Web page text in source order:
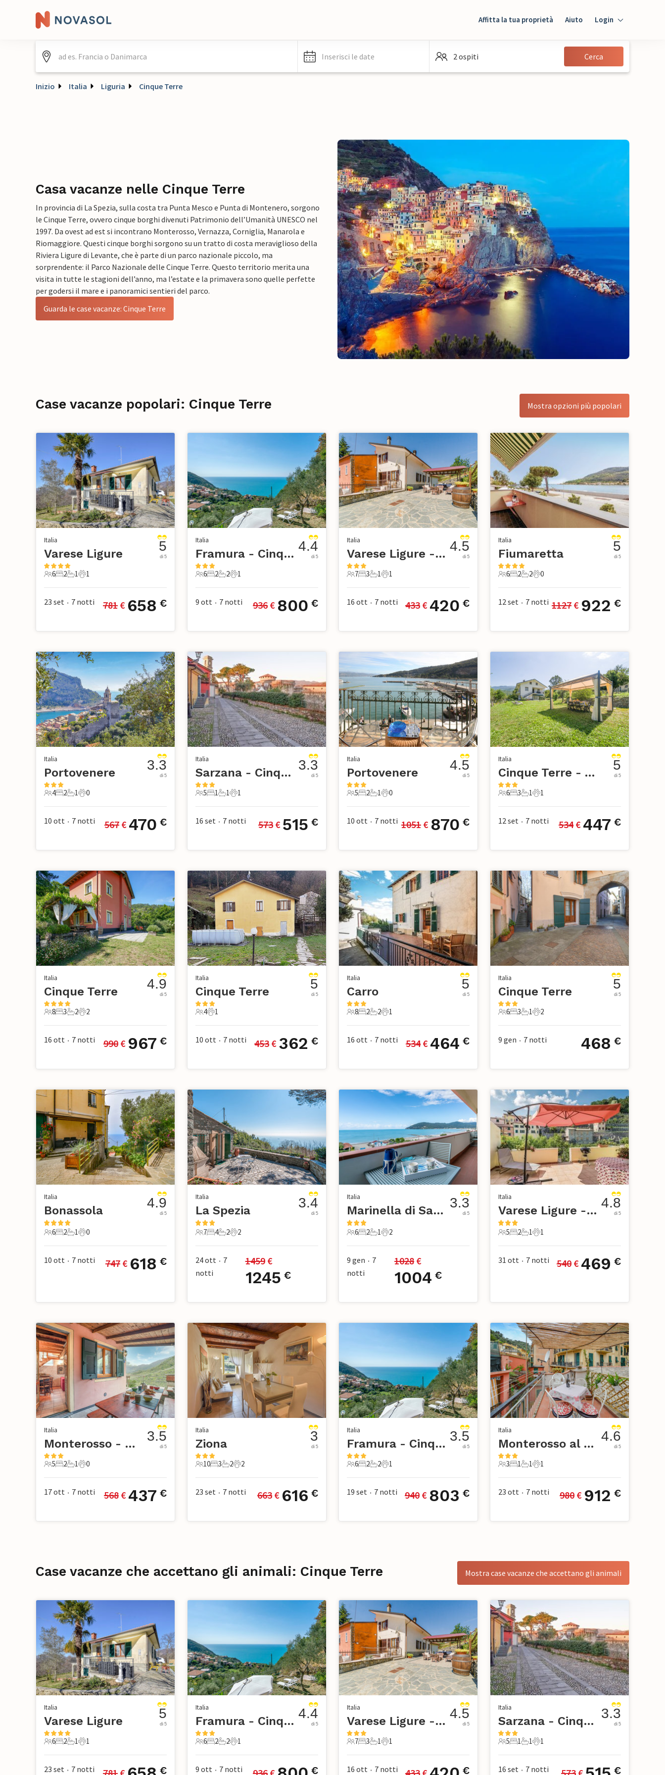
Affitta la tua proprietà Aiuto Login
Ospiti
Inserisci le date 2 ospiti Cerca
Inizio Italia Liguria Cinque Terre
Casa vacanze nelle Cinque Terre
In provincia di La Spezia, sulla costa tra Punta Mesco e Punta di Montenero, sorgono
le Cinque Terre, ovvero cinque borghi divenuti Patrimonio dell’Umanità UNESCO nel
1997. Da ovest ad est si incontrano Monterosso, Vernazza, Corniglia, Manarola e
Riomaggiore. Questi cinque borghi sorgono su un tratto di costa meraviglioso della
Riviera Ligure di Levante, che è parte di un parco nazionale piccolo, ma
sorprendente: il Parco Nazionale delle Cinque Terre. Questo territorio merita una
visita in tutte le stagioni dell’anno, ma l’estate e la primavera sono quelle perfette
per godersi il mare e i panoramici sentieri del parco.
Guarda le case vacanze: Cinque Terre
Case vacanze popolari: Cinque Terre Mostra opzioni più popolari
Italia
Varese Ligure
6 Ospiti
6
2 Camere da letto
2
1 Bagno
1
1 Animale domestico
1
5
di 5
23 set • 7 notti 781 € 658 €
Italia
Framura - Cinque Terre
6 Ospiti
6
2 Camere da letto
2
2 Bagni
2
1 Animale domestico
1
4.4
di 5
9 ott • 7 notti 936 € 800 €
Italia
Varese Ligure - Cinque Terre
7 Ospiti
7
3 Camere da letto
3
1 Bagno
1
1 Animale domestico
1
4.5
di 5
16 ott • 7 notti 433 € 420 €
Italia
Fiumaretta
6 Ospiti
6
2 Camere da letto
2
2 Bagni
2
0 Animali domestici
0
5
di 5
12 set • 7 notti 1127 € 922 €
Italia
Portovenere
4 Ospiti
4
2 Camere da letto
2
1 Bagno
1
0 Animali domestici
0
3.3
di 5
10 ott • 7 notti 567 € 470 €
Italia
Sarzana - Cinque Terre
5 Ospiti
5
1 Camera da letto
1
1 Bagno
1
1 Animale domestico
1
3.3
di 5
16 set • 7 notti 573 € 515 €
Italia
Portovenere
5 Ospiti
5
2 Camere da letto
2
1 Bagno
1
0 Animali domestici
0
4.5
di 5
10 ott • 7 notti 1051 € 870 €
Italia
Cinque Terre - Val di Vara
6 Ospiti
6
3 Camere da letto
3
1 Bagno
1
1 Animale domestico
1
5
di 5
12 set • 7 notti 534 € 447 €
Italia
Cinque Terre
8 Ospiti
8
3 Camere da letto
3
2 Bagni
2
2 Animali domestici
2
4.9
di 5
16 ott • 7 notti 990 € 967 €
Italia
Cinque Terre
4 Ospiti
4
1 Animale domestico
1
5
di 5
10 ott • 7 notti 453 € 362 €
Italia
Carro
8 Ospiti
8
2 Camere da letto
2
2 Bagni
2
1 Animale domestico
1
5
di 5
16 ott • 7 notti 534 € 464 €
Italia
Cinque Terre
6 Ospiti
6
3 Camere da letto
3
1 Bagno
1
2 Animali domestici
2
5
di 5
9 gen • 7 notti 468 €
Italia
Bonassola
6 Ospiti
6
2 Camere da letto
2
1 Bagno
1
0 Animali domestici
0
4.9
di 5
10 ott • 7 notti 747 € 618 €
Italia
La Spezia
7 Ospiti
7
4 Camere da letto
4
2 Bagni
2
2 Animali domestici
2
3.4
di 5
24 ott • 7
notti
1459 €
1245 €
Italia
Marinella di Sarzana
6 Ospiti
6
2 Camere da letto
2
1 Bagno
1
2 Animali domestici
2
3.3
di 5
9 gen • 7
notti
1028 €
1004 €
Italia
Varese Ligure - Cinque Terre
5 Ospiti
5
2 Camere da letto
2
1 Bagno
1
1 Animale domestico
1
4.8
di 5
31 ott • 7 notti 540 € 469 €
Italia
Monterosso - Cinque Terre
5 Ospiti
5
2 Camere da letto
2
1 Bagno
1
0 Animali domestici
0
3.5
di 5
17 ott • 7 notti 568 € 437 €
Italia
Ziona
10 Ospiti
10
3 Camere da letto
3
2 Bagni
2
2 Animali domestici
2
3
di 5
23 set • 7 notti 663 € 616 €
Italia
Framura - Cinque Terre
6 Ospiti
6
2 Camere da letto
2
2 Bagni
2
1 Animale domestico
1
3.5
di 5
19 set • 7 notti 940 € 803 €
Italia
Monterosso al Mare
3 Ospiti
3
1 Camera da letto
1
1 Bagno
1
1 Animale domestico
1
4.6
di 5
23 ott • 7 notti 980 € 912 €
Case vacanze che accettano gli animali: Cinque Terre Mostra case vacanze che accettano gli animali
Italia
Varese Ligure
6 Ospiti
6
2 Camere da letto
2
1 Bagno
1
1 Animale domestico
1
5
di 5
23 set • 7 notti €
Italia
Framura - Cinque Terre
6 Ospiti
6
2 Camere da letto
2
2 Bagni
2
1 Animale domestico
1
4.4
di 5
9 ott • 7 notti €
Italia
Varese Ligure - Cinque Terre
7 Ospiti
7
3 Camere da letto
3
1 Bagno
1
1 Animale domestico
1
4.5
di 5
16 ott • 7 notti €
Italia
Sarzana - Cinque Terre
5 Ospiti
5
1 Camera da letto
1
1 Bagno
1
1 Animale domestico
1
3.3
di 5
16 set • 7 notti €